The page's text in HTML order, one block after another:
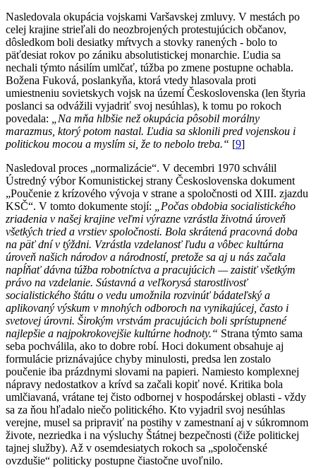
Nasledovala okupácia vojskami Varšavskej zmluvy. V mestách po
celej krajine strieľali do neozbrojených protestujúcich občanov,
dôsledkom boli desiatky mŕtvych a stovky ranených - bolo to
päťdesiat rokov po zániku absolutistickej monarchie. Ľudia sa
nechali týmto násilím umlčať, túžba po zmene postupne ochabla.
Božena Fuková, poslankyňa, ktorá vtedy hlasovala proti
umiestneniu sovietskych vojsk na území Československa (len štyria
poslanci sa odvážili vyjadriť svoj nesúhlas), k tomu po rokoch
povedala:
„Na mňa hlbšie než okupácia pôsobil morálny
marazmus, ktorý potom nastal. Ľudia sa sklonili pred vojenskou i
politickou mocou a myslím si, že to nebolo treba.“ [9]
Nasledoval proces „normalizácie“. V decembri 1970 schválil
Ústredný výbor Komunistickej strany Československa dokument
„Poučenie z krízového vývoja v strane a spoločnosti od XIII. zjazdu
KSČ“. V tomto dokumente stojí:
„Počas obdobia socialistického
zriadenia v našej krajine veľmi výrazne vzrástla životná úroveň
všetkých tried a vrstiev spoločnosti. Bola skrátená pracovná doba
na päť dní v týždni. Vzrástla vzdelanosť ľudu a vôbec kultúrna
úroveň našich národov a národností, pretože sa aj u nás začala
napĺňať dávna túžba robotníctva a pracujúcich — zaistiť všetkým
právo na vzdelanie. Sústavná a veľkorysá starostlivosť
socialistického štátu o vedu umožnila rozvinúť bádateľský a
aplikovaný výskum v mnohých odboroch na vynikajúcej, často i
svetovej úrovni. Širokým vrstvám pracujúcich boli sprístupnené
najlepšie a najpokrokovejšie kultúrne hodnoty.“ Strana týmto sama
seba pochválila, ako to dobre robí. Hoci dokument obsahuje aj
formulácie priznávajúce chyby minulosti, predsa len zostalo
poučenie iba prázdnymi slovami na papieri. Namiesto komplexnej
nápravy nedostatkov a krívd sa začali kopiť nové. Kritika bola
umlčiavaná, vrátane tej čisto odbornej v hospodárskej oblasti - vždy
sa za ňou hľadalo niečo politického. Kto vyjadril svoj nesúhlas
verejne, musel sa pripraviť na postihy v zamestnaní aj v súkromnom
živote, nezriedka i na výsluchy Štátnej bezpečnosti (čiže politickej
tajnej služby). Až v osemdesiatych rokoch sa „spoločenské
ovzdušie“ politicky postupne čiastočne uvoľnilo.